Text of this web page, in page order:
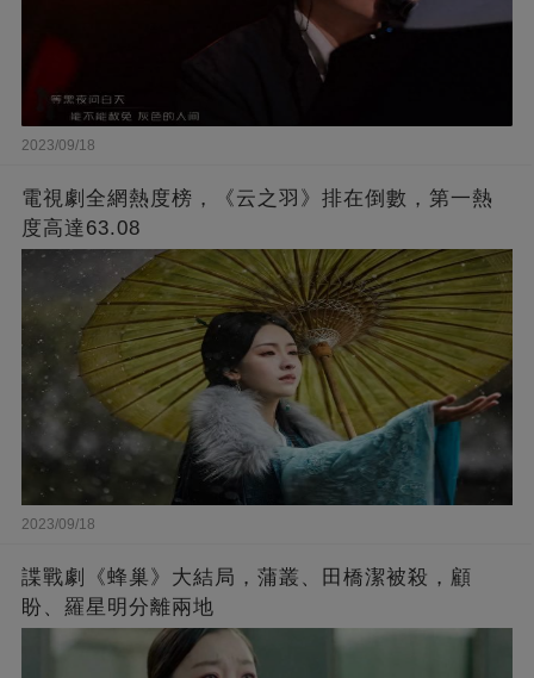
2023/09/18
電視劇全網熱度榜，《云之羽》排在倒數，第一熱
度高達63.08
2023/09/18
諜戰劇《蜂巢》大結局，蒲叢、田橋潔被殺，顧
盼、羅星明分離兩地